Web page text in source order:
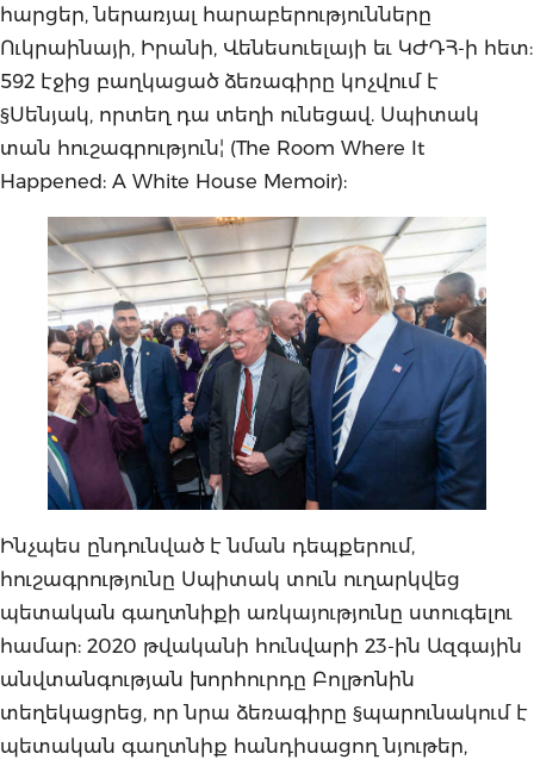
հարցեր, ներառյալ հարաբերությունները
Ուկրաինայի, Իրանի, Վենեսուելայի եւ ԿԺԴՀ-ի հետ:
592 էջից բաղկացած ձեռագիրը կոչվում է
§Սենյակ, որտեղ դա տեղի ունեցավ. Սպիտակ
տան հուշագրություն¦ (The Room Where It
Happened: A White House Memoir):
Ինչպես ընդունված է նման դեպքերում,
հուշագրությունը Սպիտակ տուն ուղարկվեց
պետական գաղտնիքի առկայությունը ստուգելու
համար: 2020 թվականի հունվարի 23-ին Ազգային
անվտանգության խորհուրդը Բոլթոնին
տեղեկացրեց, որ նրա ձեռագիրը §պարունակում է
պետական գաղտնիք հանդիսացող նյութեր,